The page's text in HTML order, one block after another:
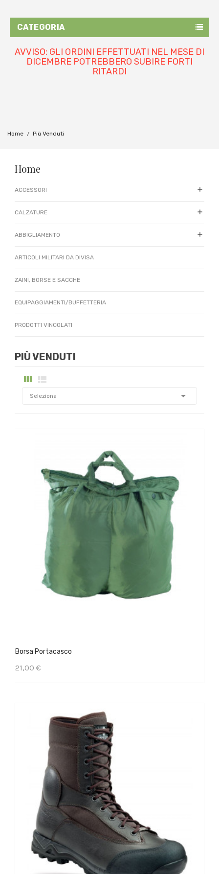
CATEGORIA
AVVISO: GLI ORDINI EFFETTUATI NEL MESE DI
DICEMBRE POTREBBERO SUBIRE FORTI
RITARDI
Home Più Venduti
Home
ACCESSORI 
CALZATURE 
ABBIGLIAMENTO 
ARTICOLI MILITARI DA DIVISA
ZAINI, BORSE E SACCHE
EQUIPAGGIAMENTI/BUFFETTERIA
PRODOTTI VINCOLATI
PIÙ VENDUTI
 
Seleziona 
Borsa Portacasco
21,00 €